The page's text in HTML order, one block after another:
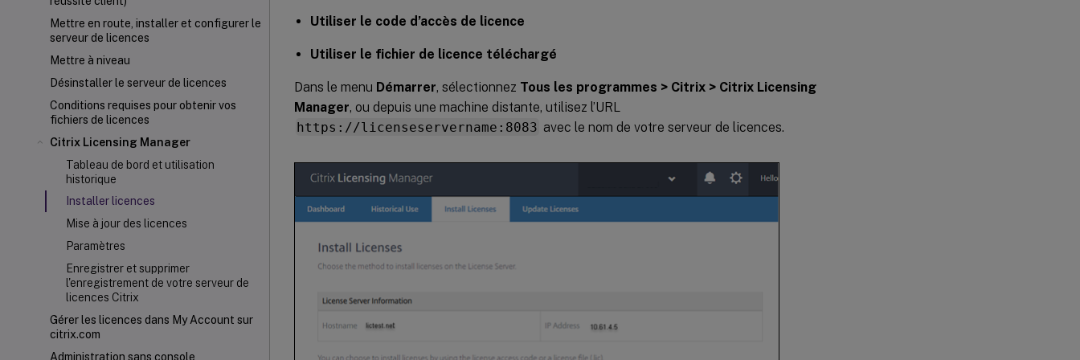
Mettre en route, installer et configurer le
serveur de licences
Mettre à niveau
Désinstaller le serveur de licences
Conditions requises pour obtenir vos
fichiers de licences
Citrix Licensing Manager
Tableau de bord et utilisation
historique
Installer licences
Mise à jour des licences
Paramètres
Enregistrer et supprimer
l'enregistrement de votre serveur de
licences Citrix
Gérer les licences dans My Account sur
citrix.com
Administration sans console
Utiliser le code d’accès de licence
Utiliser le fichier de licence téléchargé
Dans le menu Démarrer, sélectionnez Tous les programmes > Citrix > Citrix Licensing
Manager, ou depuis une machine distante, utilisez l’URL
https://licenseservername:8083 avec le nom de votre serveur de licences.